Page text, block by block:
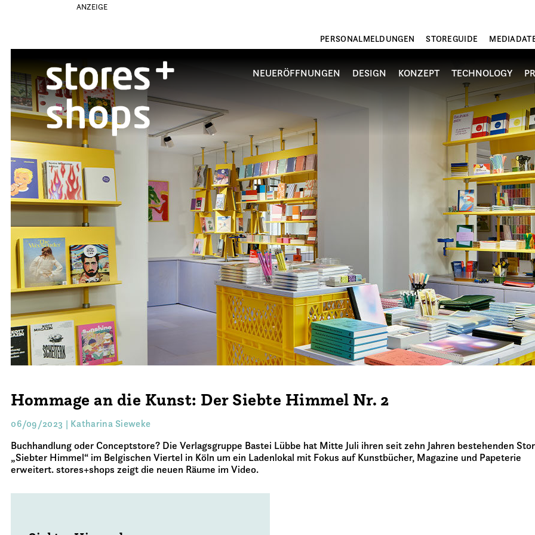
ANZEIGE
PERSONALMELDUNGEN STOREGUIDE
NEUERÖFFNUNGEN DESIGN KONZEPT TECHNOLOGY
Hommage an die Kunst: Der Siebte Himmel Nr. 2
06/09/2023 | Katharina Sieweke
Buchhandlung oder Conceptstore? Die Verlagsgruppe Bastei Lübbe hat Mitte Juli ihren seit zehn Jahren bestehenden
„Siebter Himmel“ im Belgischen Viertel in Köln um ein Ladenlokal mit Fokus auf Kunstbücher, Magazine und Papeterie
erweitert. stores+shops zeigt die neuen Räume im Video.